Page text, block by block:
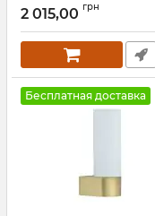
2 015,00 грн
Бесплатная доставка